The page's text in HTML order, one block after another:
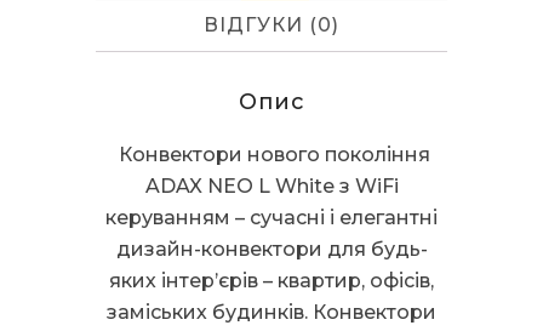
ВІДГУКИ (0)
Опис
Конвектори нового покоління
ADAX NEO L White з WiFi
керуванням – сучасні і елегантні
дизайн-конвектори для будь-
яких інтер’єрів – квартир, офісів,
заміських будинків. Конвектори